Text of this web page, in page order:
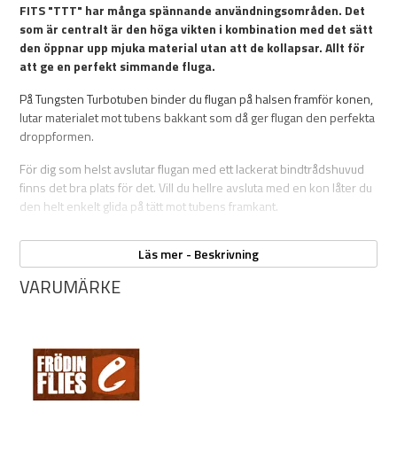
FITS "TTT" har många spännande användningsområden. Det
som är centralt är den höga vikten i kombination med det sätt
den öppnar upp mjuka material utan att de kollapsar. Allt för
att ge en perfekt simmande fluga.
På Tungsten Turbotuben binder du flugan på halsen framför konen,
lutar materialet mot tubens bakkant som då ger flugan den perfekta
droppformen.
För dig som helst avslutar flugan med ett lackerat bindtrådshuvud
finns det bra plats för det. Vill du hellre avsluta med en kon låter du
den helt enkelt glida på tätt mot tubens framkant.
FITS TTT är gjorda att fiskas som löst hängande, fodrad med XS tub.
Men går lika bra att integrera med kombinationen av XS och M eller
sträckt S och L FITS tub. Du binder då ihop de två tuberna som
vanligt och låter därefter TTT glida på framför. Föredrar du att fiska
Small: 4 mm diameter
Vikt: 0,5 g
10-pack
Läs mer - Beskrivning
VARUMÄRKE